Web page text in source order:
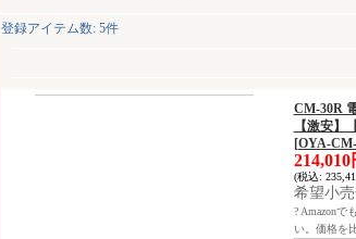
登録アイテム数:5件
CM-30R
【激安】
[OYA-
214,010
(税込:
希望小
? Amazonで
い。価格を